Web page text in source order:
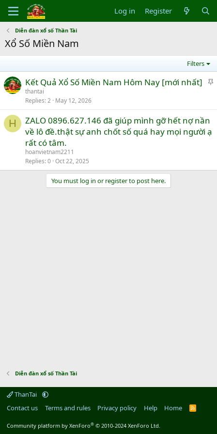
Log in Register
Diễn đàn xổ số Thần Tài
Xổ Số Miền Nam
Filters
S
c
Kết Quả Xổ Số Miền Nam Hôm Nay [mới nhất]
thantai
Replies 2 May 12, 2026
H
ZALO 0896.627.146 đã giúp mình gỡ hết nợ nần
về lô đề.thật sự anh chốt số quá hay mọi người ạ
rất có tâm.
hoanvietnam2211
Replies 0 Oct 22, 2025
You must log in or register to post here.
Diễn đàn xổ số Thần Tài
ThanTai
Contact us
Terms and rules Privacy policy Help Home
R
Community platform by XenForo® © 2010-2024 XenForo Ltd.